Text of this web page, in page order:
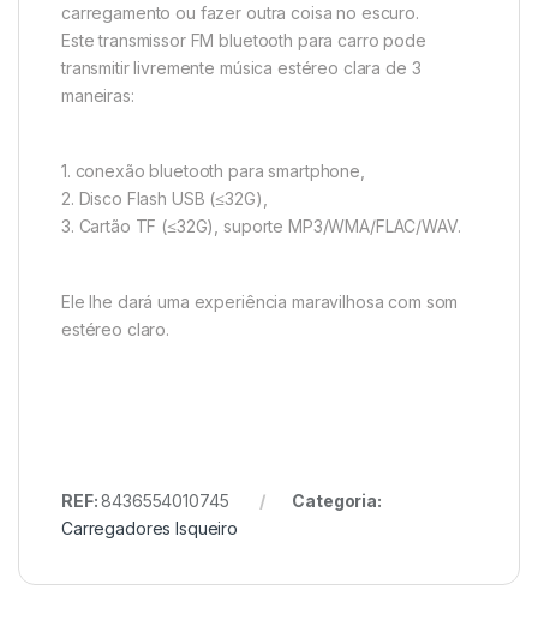
carregamento ou fazer outra coisa no escuro.
Este transmissor FM bluetooth para carro pode
transmitir livremente música estéreo clara de 3
maneiras:
1. conexão bluetooth para smartphone,
2. Disco Flash USB (≤32G),
3. Cartão TF (≤32G), suporte MP3/WMA/FLAC/WAV.
Ele lhe dará uma experiência maravilhosa com som
estéreo claro.
REF:8436554010745
Categoria:
Carregadores Isqueiro